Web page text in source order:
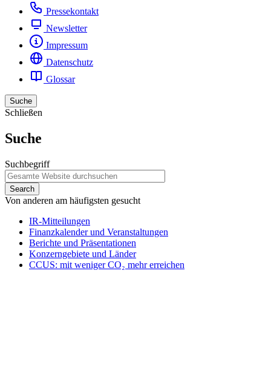
Pressekontakt
Newsletter
Impressum
Datenschutz
Glossar
Suche
Schließen
Suche
Suchbegriff
Von anderen am häufigsten gesucht
IR-Mitteilungen
Finanzkalender und Veranstaltungen
Berichte und Präsentationen
Konzerngebiete und Länder
CCUS: mit weniger CO₂ mehr erreichen